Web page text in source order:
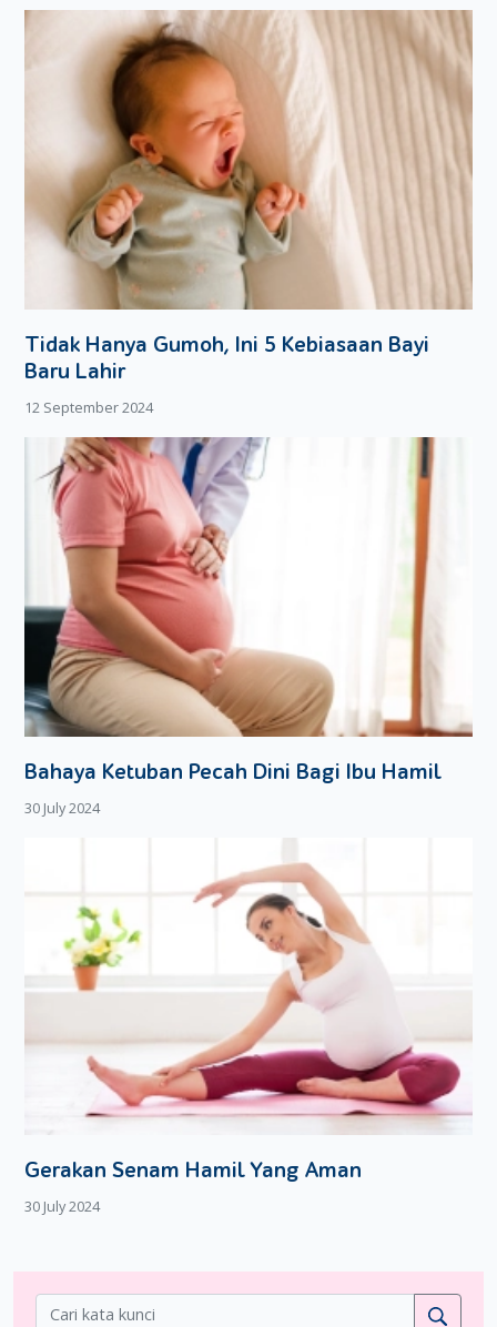
membiasakan si kecil untuk akrab dengan buku?
Tidak Hanya Gumoh, Ini 5 Kebiasaan Bayi
Baru Lahir
12 September 2024
Bahaya Ketuban Pecah Dini Bagi Ibu Hamil
30 July 2024
Gerakan Senam Hamil Yang Aman
30 July 2024